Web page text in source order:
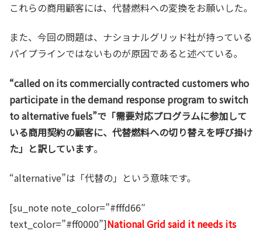
これらの商用顧客には、代替燃料への変換をお願いした。
また、今回の問題は、ナショナルグリッド社が持っている
パイプラインではないものが原因であると述べている。
“called on its commercially contracted customers who
participate in the demand response program to switch
to alternative fuels”で「需要対応プログラムに参加して
いる商用契約の顧客に、代替燃料への切り替えを呼び掛け
た」と訳しています。
“alternative”は「代替の」という意味です。
[su_note note_color=”#fffd66″
text_color=”#ff0000”]National Grid said it needs its